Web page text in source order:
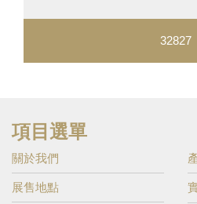
32827
項目選單
關於我們
展售地點